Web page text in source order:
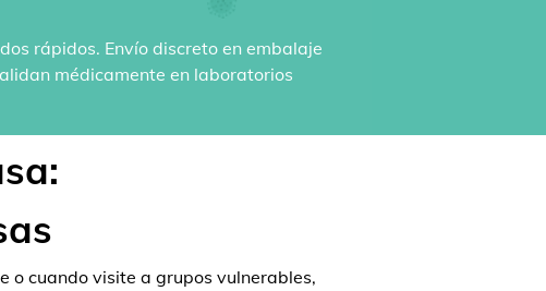
rápidos. Envío discreto en embalaje
médicamente en laboratorios
o cuando visite a grupos vulnerables,